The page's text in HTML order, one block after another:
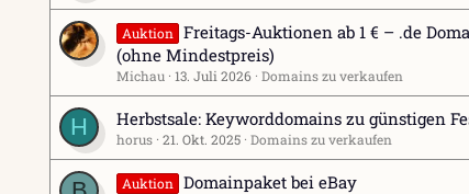
Auktion
Freitags-Auktionen ab 1 € – .de
(ohne Mindestpreis)
Michau 13. Juli 2026 Domains zu verkaufen
H Herbstsale: Keyworddomains zu günstigen
horus 21. Okt. 2025 Domains zu verkaufen
Auktion Domainpaket bei eBay